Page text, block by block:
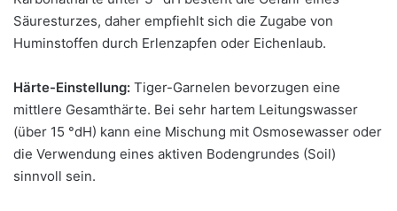
Säuresturzes, daher empfiehlt sich die Zugabe von
Huminstoffen durch Erlenzapfen oder Eichenlaub.
Härte-Einstellung: Tiger-Garnelen bevorzugen eine
mittlere Gesamthärte. Bei sehr hartem Leitungswasser
(über 15 °dH) kann eine Mischung mit Osmosewasser oder
die Verwendung eines aktiven Bodengrundes (Soil)
sinnvoll sein.